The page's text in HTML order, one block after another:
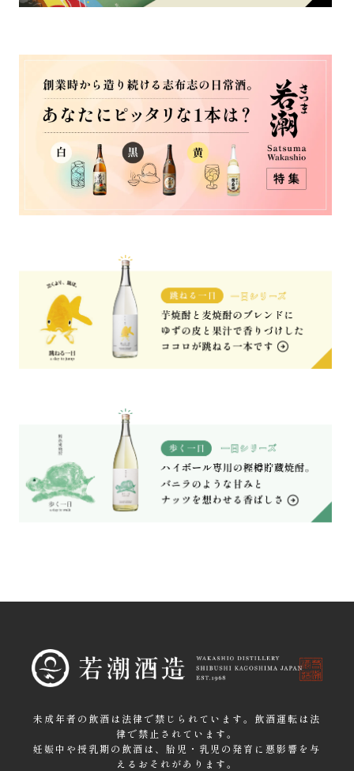
未成年者の飲酒は法律で禁じられています。飲酒運転は法
律で禁止されています。
妊娠中や授乳期の飲酒は、胎児・乳児の発育に悪影響を与
えるおそれがあります。